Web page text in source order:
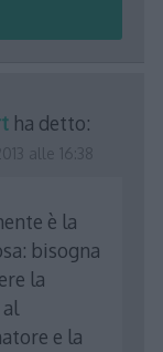
ha detto:
è la
bisogna
la
e la